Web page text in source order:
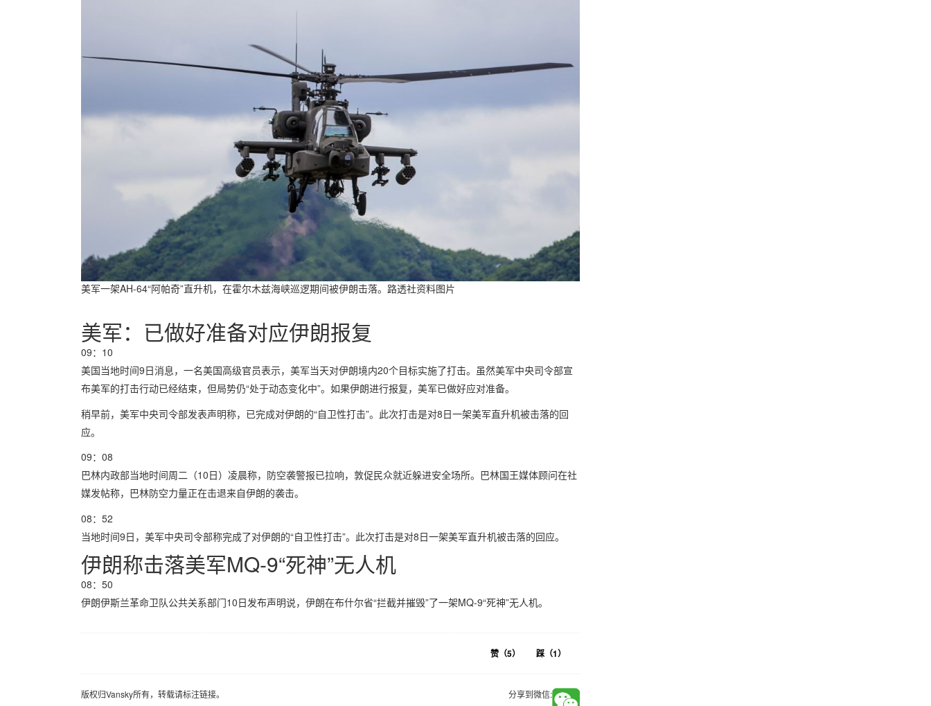
美军一架AH-64“阿帕奇”直升机，在霍尔木兹海峡巡逻期间被伊朗击落。路透社资料图片
美军：已做好准备对应伊朗报复
09：10
美国当地时间9日消息，一名美国高级官员表示，美军当天对伊朗境内20个目标实施了打击。虽然美军中央司令部宣
布美军的打击行动已经结束，但局势仍“处于动态变化中”。如果伊朗进行报复，美军已做好应对准备。
稍早前，美军中央司令部发表声明称，已完成对伊朗的“自卫性打击”。此次打击是对8日一架美军直升机被击落的回
应。
09：08
巴林内政部当地时间周二（10日）凌晨称，防空袭警报已拉响，敦促民众就近躲进安全场所。巴林国王媒体顾问在社
媒发帖称，巴林防空力量正在击退来自伊朗的袭击。
08：52
当地时间9日，美军中央司令部称完成了对伊朗的“自卫性打击”。此次打击是对8日一架美军直升机被击落的回应。
伊朗称击落美军MQ-9“死神”无人机
08：50
伊朗伊斯兰革命卫队公共关系部门10日发布声明说，伊朗在布什尔省“拦截并摧毁”了一架MQ-9“死神”无人机。
赞（5） 踩（1）
版权归Vansky所有，转载请标注链接。 分享到微信: